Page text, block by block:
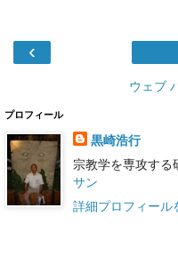
‹
ウェブ
プロフィール
黒崎浩行
宗教学を専攻する
サン
詳細プロフィール